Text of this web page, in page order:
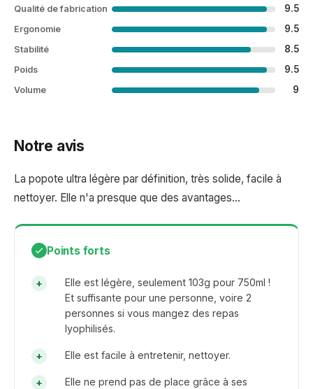
Qualité de fabrication 9.5
Ergonomie 9.5
Stabilité 8.5
Poids 9.5
Volume 9
Notre avis
La popote ultra légère par définition, très solide, facile à
nettoyer. Elle n'a presque que des avantages...
Points forts
Elle est légère, seulement 103g pour 750ml !
Et suffisante pour une personne, voire 2
personnes si vous mangez des repas
lyophilisés.
Elle est facile à entretenir, nettoyer.
Elle ne prend pas de place grâce à ses